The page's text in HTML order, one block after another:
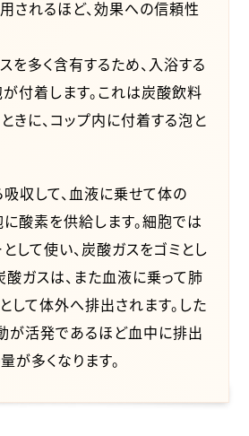
されるほど、効果への信頼性
を多く含有するため、入浴する
付着します。これは炭酸飲料
きに、コップ内に付着する泡と
収して、血液に乗せて体の
酸素を供給します。細胞では
して使い、炭酸ガスをゴミとし
酸ガスは、また血液に乗って肺
して体外へ排出されます。した
が活発であるほど血中に排出
が多くなります。